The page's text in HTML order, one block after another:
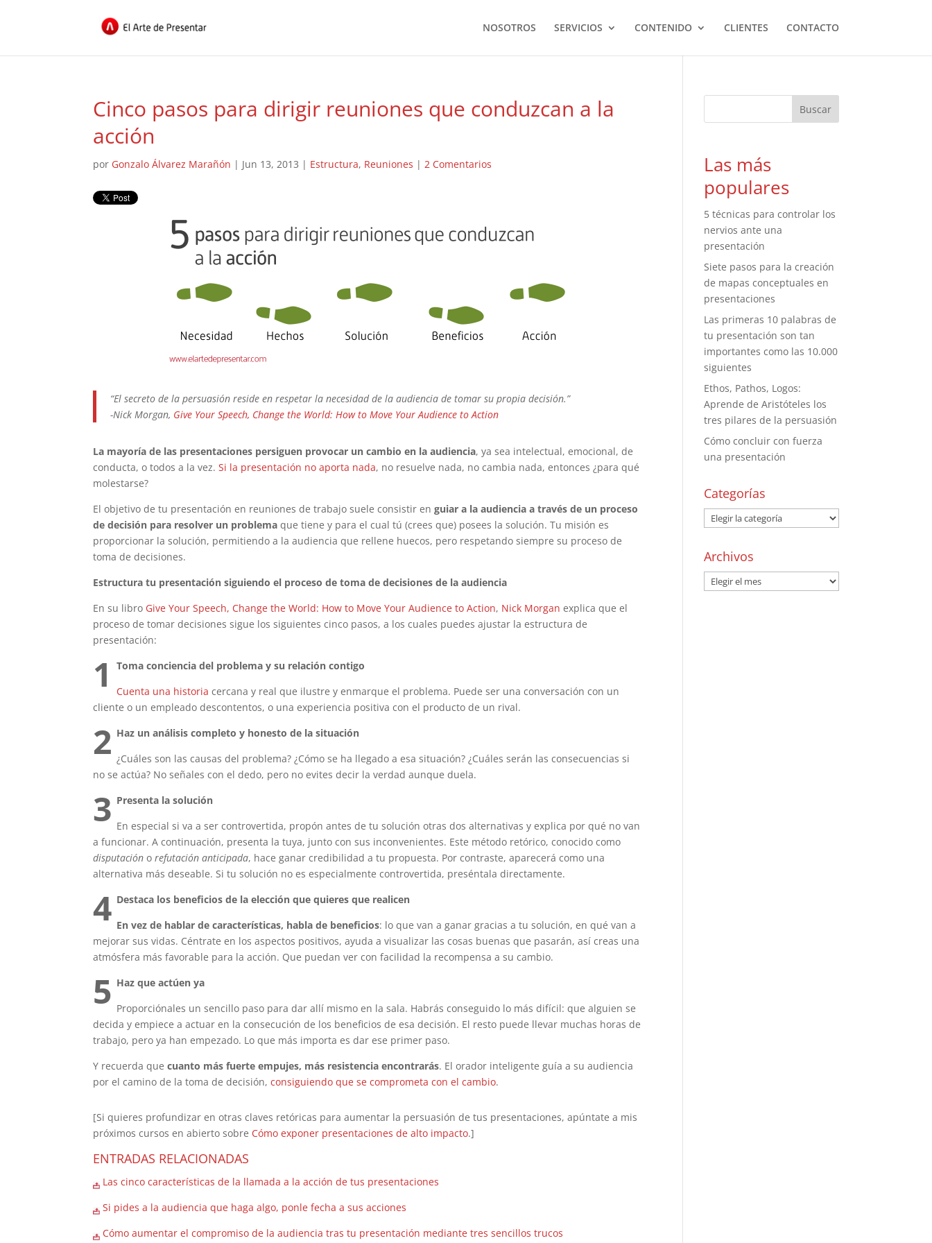
NOSOTROS SERVICIOS CONTENIDO CLIENTES CONTACTO
Cinco pasos para dirigir reuniones que conduzcan a la
acción
por Gonzalo Álvarez Marañón | Jun 13, 2013 | Estructura, Reuniones |2 Comentarios
“El secreto de la persuasión reside en respetar la necesidad de la audiencia de tomar su propia decisión.”
-Nick Morgan, Give Your Speech, Change the World: How to Move Your Audience to Action
La mayoría de las presentaciones persiguen provocar un cambio en la audiencia, ya sea intelectual, emocional, de
conducta, o todos a la vez.Si la presentación no aporta nada, no resuelve nada, no cambia nada, entonces ¿para qué
molestarse?
El objetivo de tu presentación en reuniones de trabajo suele consistir enguiar a la audiencia a través de un proceso
de decisión para resolver un problema que tiene y para el cual tú (crees que) posees la solución. Tu misión es
proporcionar la solución, permitiendo a la audiencia que rellene huecos, pero respetando siempre su proceso de
toma de decisiones.
Estructura tu presentación siguiendo el proceso de toma de decisiones de la audiencia
En su libro Give Your Speech, Change the World: How to Move Your Audience to Action, Nick Morgan explica que el
proceso de tomar decisiones sigue los siguientes cinco pasos, a los cuales puedes ajustar la estructura de
presentación:
1
Toma conciencia del problema y su relación contigo
Cuenta una historia cercana y real que ilustre y enmarque el problema. Puede ser una conversación con un
cliente o un empleado descontentos, o una experiencia positiva con el producto de un rival.
2 Haz un análisis completo y honesto de la situación
¿Cuáles son las causas del problema? ¿Cómo se ha llegado a esa situación? ¿Cuáles serán las consecuencias si
no se actúa? No señales con el dedo, pero no evites decir la verdad aunque duela.
3 Presenta la solución
En especial si va a ser controvertida, propón antes de tu solución otras dos alternativas y explica por qué no van
a funcionar. A continuación, presenta la tuya, junto con sus inconvenientes. Este método retórico, conocido como
disputación orefutación anticipada, hace ganar credibilidad a tu propuesta. Por contraste, aparecerá como una
alternativa más deseable. Si tu solución no es especialmente controvertida, preséntala directamente.
4 Destaca los beneficios de la elección que quieres que realicen
En vez de hablar de características, habla de beneficios: lo que van a ganar gracias a tu solución, en qué van a
mejorar sus vidas. Céntrate en los aspectos positivos, ayuda a visualizar las cosas buenas que pasarán, así creas una
atmósfera más favorable para la acción. Que puedan ver con facilidad la recompensa a su cambio.
5 Haz que actúen ya
Proporciónales un sencillo paso para dar allí mismo en la sala. Habrás conseguido lo más difícil: que alguien se
decida y empiece a actuar en la consecución de los beneficios de esa decisión. El resto puede llevar muchas horas de
trabajo, pero ya han empezado. Lo que más importa es dar ese primer paso.
Y recuerda quecuanto más fuerte empujes, más resistencia encontrarás. El orador inteligente guía a su audiencia
por el camino de la toma de decisión,consiguiendo que se comprometa con el cambio.
[Si quieres profundizar en otras claves retóricas para aumentar la persuasión de tus presentaciones, apúntate a mis
próximos cursos en abierto sobre Cómo exponer presentaciones de alto impacto.]
ENTRADAS RELACIONADAS
Las cinco características de la llamada a la acción de tus presentaciones
Si pides a la audiencia que haga algo, ponle fecha a sus acciones
Cómo aumentar el compromiso de la audiencia tras tu presentación mediante tres sencillos trucos
Las más
populares
5 técnicas para controlar los
nervios ante una
presentación
Siete pasos para la creación
de mapas conceptuales en
presentaciones
Las primeras 10 palabras de
tu presentación son tan
importantes como las 10.000
siguientes
Ethos, Pathos, Logos:
Aprende de Aristóteles los
tres pilares de la persuasión
Cómo concluir con fuerza
una presentación
Categorías
Archivos